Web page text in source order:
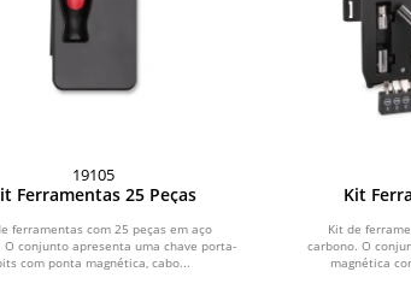
19105
Ferramentas 25 Peças
ferramentas com 25 peças em aço
O conjunto apresenta uma chave porta-
com ponta magnética, cabo...
Kit
Kit de
carbono. O
magnética